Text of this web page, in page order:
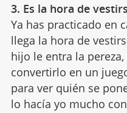
3. Es la hora de
Ya has practicado en
llega la hora de
hijo le entra la
convertirlo en un
para ver quién se
lo hacía yo mucho